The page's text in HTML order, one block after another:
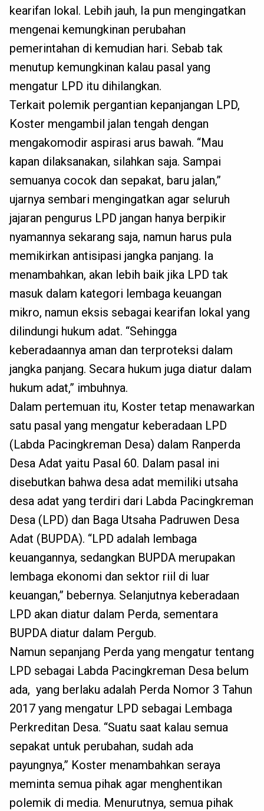
kearifan lokal. Lebih jauh, Ia pun mengingatkan
mengenai kemungkinan perubahan
pemerintahan di kemudian hari. Sebab tak
menutup kemungkinan kalau pasal yang
mengatur LPD itu dihilangkan.
Terkait polemik pergantian kepanjangan LPD,
Koster mengambil jalan tengah dengan
mengakomodir aspirasi arus bawah. “Mau
kapan dilaksanakan, silahkan saja. Sampai
semuanya cocok dan sepakat, baru jalan,”
ujarnya sembari mengingatkan agar seluruh
jajaran pengurus LPD jangan hanya berpikir
nyamannya sekarang saja, namun harus pula
memikirkan antisipasi jangka panjang. Ia
menambahkan, akan lebih baik jika LPD tak
masuk dalam kategori lembaga keuangan
mikro, namun eksis sebagai kearifan lokal yang
dilindungi hukum adat. “Sehingga
keberadaannya aman dan terproteksi dalam
jangka panjang. Secara hukum juga diatur dalam
hukum adat,” imbuhnya.
Dalam pertemuan itu, Koster tetap menawarkan
satu pasal yang mengatur keberadaan LPD
(Labda Pacingkreman Desa) dalam Ranperda
Desa Adat yaitu Pasal 60. Dalam pasal ini
disebutkan bahwa desa adat memiliki utsaha
desa adat yang terdiri dari Labda Pacingkreman
Desa (LPD) dan Baga Utsaha Padruwen Desa
Adat (BUPDA). “LPD adalah lembaga
keuangannya, sedangkan BUPDA merupakan
lembaga ekonomi dan sektor riil di luar
keuangan,” bebernya. Selanjutnya keberadaan
LPD akan diatur dalam Perda, sementara
BUPDA diatur dalam Pergub.
Namun sepanjang Perda yang mengatur tentang
LPD sebagai Labda Pacingkreman Desa belum
ada, yang berlaku adalah Perda Nomor 3 Tahun
2017 yang mengatur LPD sebagai Lembaga
Perkreditan Desa. “Suatu saat kalau semua
sepakat untuk perubahan, sudah ada
payungnya,” Koster menambahkan seraya
meminta semua pihak agar menghentikan
polemik di media. Menurutnya, semua pihak